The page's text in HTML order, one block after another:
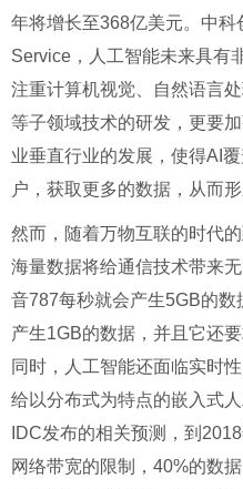
年将增长至368亿美元。中科
Service，人工智能未来具有
注重计算机视觉、自然语言
等子领域技术的研发，更要
业垂直行业的发展，使得AI
户，获取更多的数据，从而
然而，随着万物互联的时代
海量数据将给通信技术带来
音787每秒就会产生5GB的
产生1GB的数据，并且它还
同时，人工智能还面临实时
给以分布式为特点的嵌入式
IDC发布的相关预测，到
网络带宽的限制，40%的数